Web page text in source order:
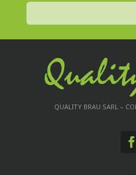
QUALITY BRAU SARL –